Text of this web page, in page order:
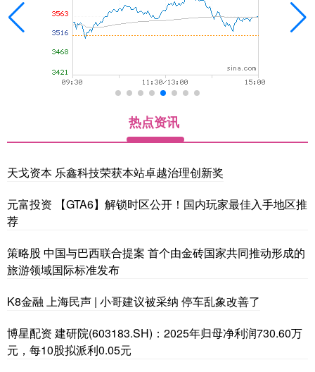
热点资讯
天戈资本 乐鑫科技荣获本站卓越治理创新奖
元富投资 【GTA6】解锁时区公开！国内玩家最佳入手地区推
荐
策略股 中国与巴西联合提案 首个由金砖国家共同推动形成的
旅游领域国际标准发布
K8金融 上海民声 | 小哥建议被采纳 停车乱象改善了
博星配资 建研院(603183.SH)：2025年归母净利润730.60万
元，每10股拟派利0.05元